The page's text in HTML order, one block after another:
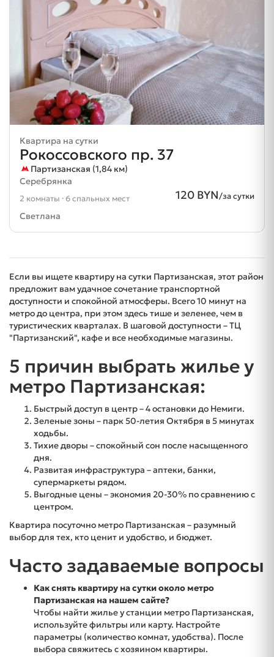
Квартира на сутки
Рокоссовского пр. 37
Партизанская (1,84 км)
Серебрянка
120 BYN/за сутки
2 комнаты · 6 спальных мест
Светлана
Если вы ищете квартиру на сутки Партизанская, этот район
предложит вам удачное сочетание транспортной
доступности и спокойной атмосферы. Всего 10 минут на
метро до центра, при этом здесь тише и зеленее, чем в
туристических кварталах. В шаговой доступности – ТЦ
"Партизанский", кафе и все необходимые магазины.
5 причин выбрать жилье у
метро Партизанская:
Быстрый доступ в центр – 4 остановки до Немиги.
Зеленые зоны – парк 50-летия Октября в 5 минутах
ходьбы.
Тихие дворы – спокойный сон после насыщенного
дня.
Развитая инфраструктура – аптеки, банки,
супермаркеты рядом.
Выгодные цены – экономия 20-30% по сравнению с
центром.
Квартира посуточно метро Партизанская – разумный
выбор для тех, кто ценит и удобство, и бюджет.
Часто задаваемые вопросы
Как снять квартиру на сутки около метро
Партизанская на нашем сайте?
Чтобы найти жилье у станции метро Партизанская,
используйте фильтры или карту. Настройте
параметры (количество комнат, удобства). После
выбора свяжитесь с хозяином квартиры.